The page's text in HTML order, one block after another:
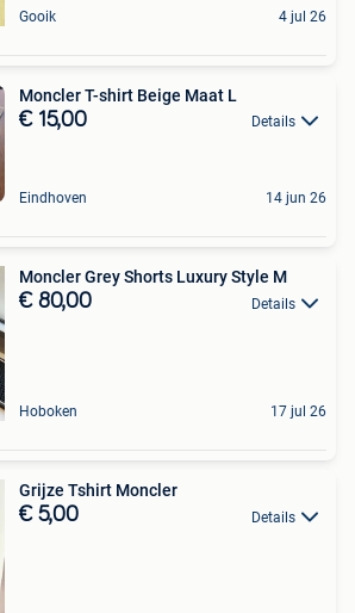
Gooik 4 jul 26
Moncler T-shirt Beige Maat L
€ 15,00 Details
Eindhoven 14 jun 26
Moncler Grey Shorts Luxury Style M
€ 80,00 Details
Hoboken 17 jul 26
Grijze Tshirt Moncler
€ 5,00 Details